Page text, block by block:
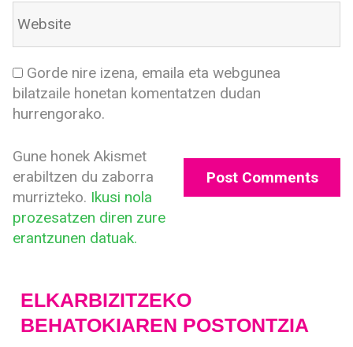
Gorde nire izena, emaila eta webgunea
bilatzaile honetan komentatzen dudan
hurrengorako.
Gune honek Akismet
erabiltzen du zaborra
murrizteko. Ikusi nola
prozesatzen diren zure
erantzunen datuak.
ELKARBIZITZEKO
BEHATOKIAREN POSTONTZIA